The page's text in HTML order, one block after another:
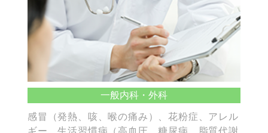
一般内科・外科
感冒（発熱、咳、喉の痛み）、花粉症、アレル